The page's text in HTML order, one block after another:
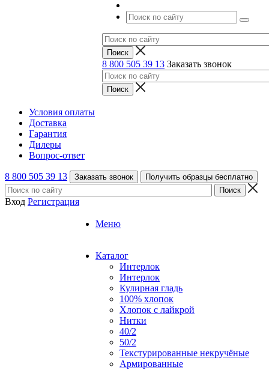
8 800 505 39 13 Заказать звонок
Условия оплаты
Доставка
Гарантия
Дилеры
Вопрос-ответ
8 800 505 39 13 Заказать звонок Получить образцы бесплатно
Вход Регистрация
Меню
Каталог
Интерлок
Интерлок
Кулирная гладь
100% хлопок
Хлопок с лайкрой
Нитки
40/2
50/2
Текстурированные некручёные
Армированные